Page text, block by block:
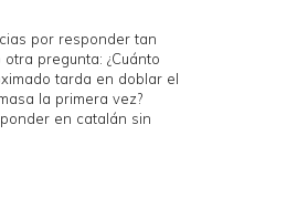
por responder tan
pregunta: ¿Cuánto
tarda en doblar el
la primera vez?
en catalán sin